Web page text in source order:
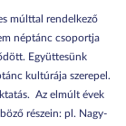
múlttal rendelkező
néptánc csoportja
Együttesünk
kultúrája szerepel.
Az elmúlt évek
részein: pl. Nagy-